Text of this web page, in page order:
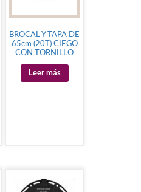
BROCAL Y TAPA DE
65cm (20T) CIEGO
CON TORNILLO
Leer más